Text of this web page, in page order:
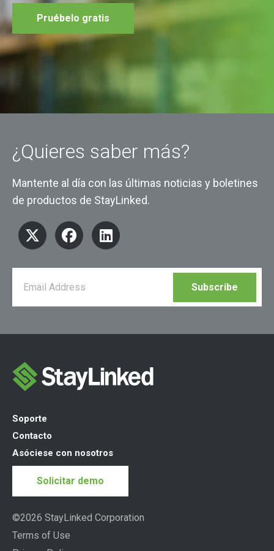
Pruébelo gratis
¿Quieres saber más?
Mantente al día con las últimas noticias y boletines
de productos de StayLinked.
Soporte
Contacto
Asóciese con nosotros
Solicitar demo
©2026 StayLinked Corporation
Terms of Use